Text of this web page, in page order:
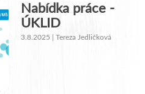
Nabídka práce -
ÚKLID
3.8.2025 | Tereza Jedličková